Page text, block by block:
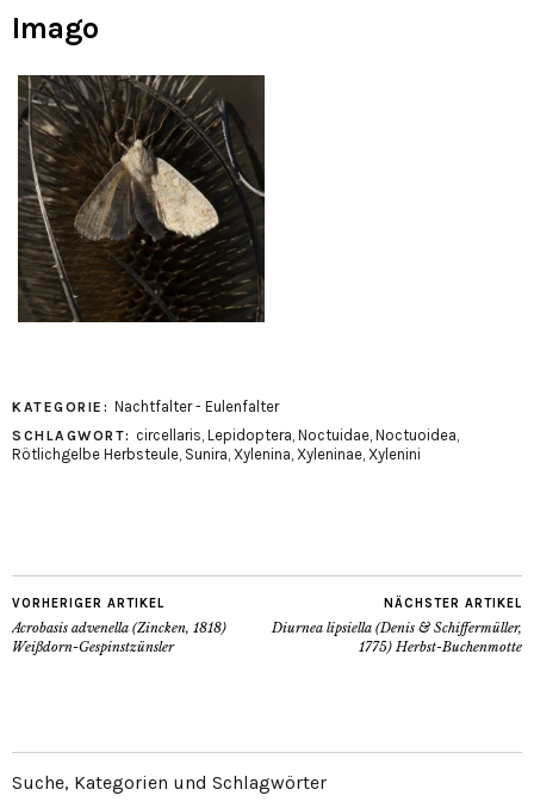
Imago
KATEGORIE: Nachtfalter - Eulenfalter
SCHLAGWORT: circellaris, Lepidoptera, Noctuidae, Noctuoidea,
Rötlichgelbe Herbsteule, Sunira, Xylenina, Xyleninae, Xylenini
VORHERIGER ARTIKEL
Acrobasis advenella (Zincken, 1818)
Weißdorn-Gespinstzünsler
NÄCHSTER ARTIKEL
Diurnea lipsiella (Denis & Schiffermüller,
1775) Herbst-Buchenmotte
Suche, Kategorien und Schlagwörter